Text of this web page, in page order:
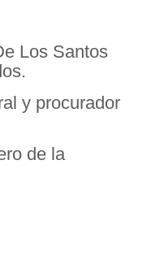
Los Santos
y procurador
de la